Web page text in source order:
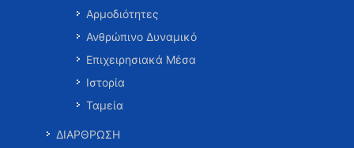
Αρμοδιότητες
Ανθρώπινο Δυναμικό
Επιχειρησιακά Μέσα
Ιστορία
Ταμεία
ΔΙΑΡΘΡΩΣΗ